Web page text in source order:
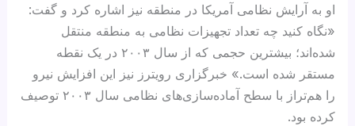
او به آرایش نظامی آمریکا در منطقه نیز اشاره کرد و گفت:
«نگاه کنید چه تعداد تجهیزات نظامی به منطقه منتقل
شده‌اند؛ بیشترین حجمی که از سال ۲۰۰۳ در یک نقطه
مستقر شده است.» خبرگزاری رویترز نیز این افزایش نیرو
را هم‌تراز با سطح آماده‌سازی‌های نظامی سال ۲۰۰۳ توصیف
کرده بود.